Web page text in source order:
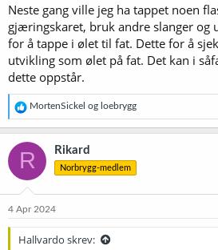
Neste gang ville jeg ha tappet noen
gjæringskaret, bruk andre slanger og
for å tappe i ølet til fat. Dette for å
utvikling som ølet på fat. Det kan i
dette oppstår.
R
e
a
k
s
j
o
e
MortenSickel og loebrygg
R Rikard
Norbrygg-medlem
4 Apr 2024
Hallvardo skrev: